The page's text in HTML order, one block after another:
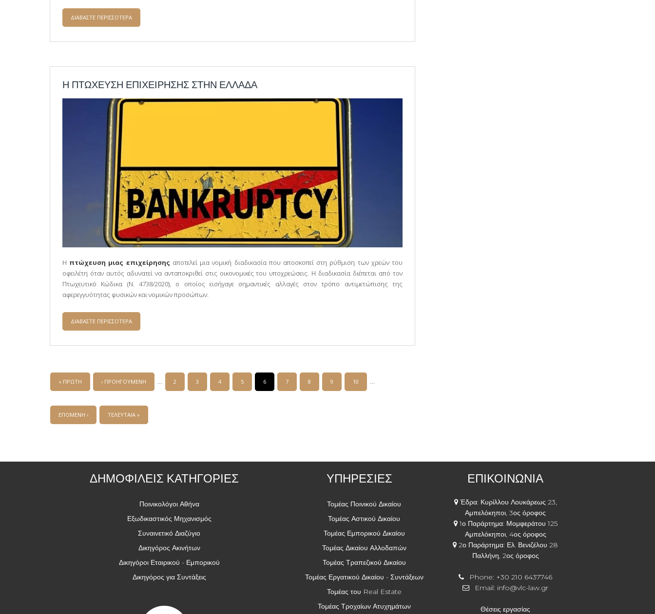
ΔΙΑΒΑΣΤΕ ΠΕΡΙΣΣΟΤΕΡΑ
ΣΤΑΣΗΣ
Η ΠΤΩΧΕΥΣΗ ΕΠΙΧΕΙΡΗΣΗΣ ΣΤΗΝ ΕΛΛΑΔΑ
Η πτώχευση μιας επιχείρησης αποτελεί μια νομική διαδικασία που αποσκοπεί στη ρύθμιση των χρεών του
οφειλέτη όταν αυτός αδυνατεί να ανταποκριθεί στις οικονομικές του υποχρεώσεις. Η διαδικασία διέπεται από τον
Πτωχευτικό Κώδικα (Ν. 4738/2020), ο οποίος εισήγαγε σημαντικές αλλαγές στον τρόπο αντιμετώπισης της
αφερεγγυότητας φυσικών και νομικών προσώπων.
ΔΙΑΒΑΣΤΕ ΠΕΡΙΣΣΟΤΕΡΑ
« ΠΡΩΤΗ ‹ ΠΡΟΗΓΟΥΜΕΝΗ … 2 3 4 5 6 7 8 9 10 …
ΕΠΟΜΕΝΗ › ΤΕΛΕΥΤΑΙΑ »
ΔΗΜΟΦΙΛΕΙΣ ΚΑΤΗΓΟΡΙΕΣ
Ποινικολόγοι Αθήνα
Εξωδικαστικός Μηχανισμός
Συναινετικό Διαζύγιο
Δικηγόρος Ακινήτων
Δικηγόροι Εταιρικού - Εμπορικού
Δικηγόρος για Συντάξεις
ΥΠΗΡΕΣΙΕΣ
Τομέας Ποινικού Δικαίου
Τομέας Αστικού Δικαίου
Τομέας Εμπορικού Δικαίου
Τομέας Δικαίου Αλλοδαπών
Τομέας Τραπεζικού Δικαίου
Τομέας Εργατικού Δικαίου - Συντάξεων
Τομέας του Real Estate
Τομέας Τροχαίων Ατυχημάτων
ΕΠΙΚΟΙΝΩΝΙΑ
Έδρα: Κυρίλλου Λουκάρεως 23,
Αμπελόκηποι, 3ος όροφος
1ο Παράρτημα: Μομφεράτου 125
Αμπελόκηποι, 4ος όροφος
2ο Παράρτημα: Ελ. Βενιζέλου 28
Παλλήνη, 2ος όροφος
Phone: +30 210 6437746
Email: info@vlc-law.gr
Θέσεις εργασίας